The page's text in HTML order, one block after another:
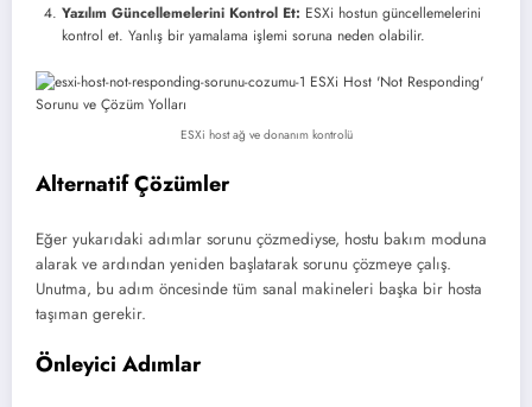
Yazılım Güncellemelerini Kontrol Et: ESXi hostun güncellemelerini
kontrol et. Yanlış bir yamalama işlemi soruna neden olabilir.
ESXi host ağ ve donanım kontrolü
Alternatif Çözümler
Eğer yukarıdaki adımlar sorunu çözmediyse, hostu bakım moduna
alarak ve ardından yeniden başlatarak sorunu çözmeye çalış.
Unutma, bu adım öncesinde tüm sanal makineleri başka bir hosta
taşıman gerekir.
Önleyici Adımlar